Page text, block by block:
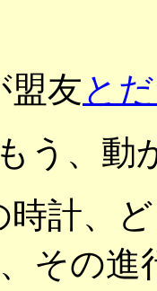
盟友と
う、動
時計、
その進